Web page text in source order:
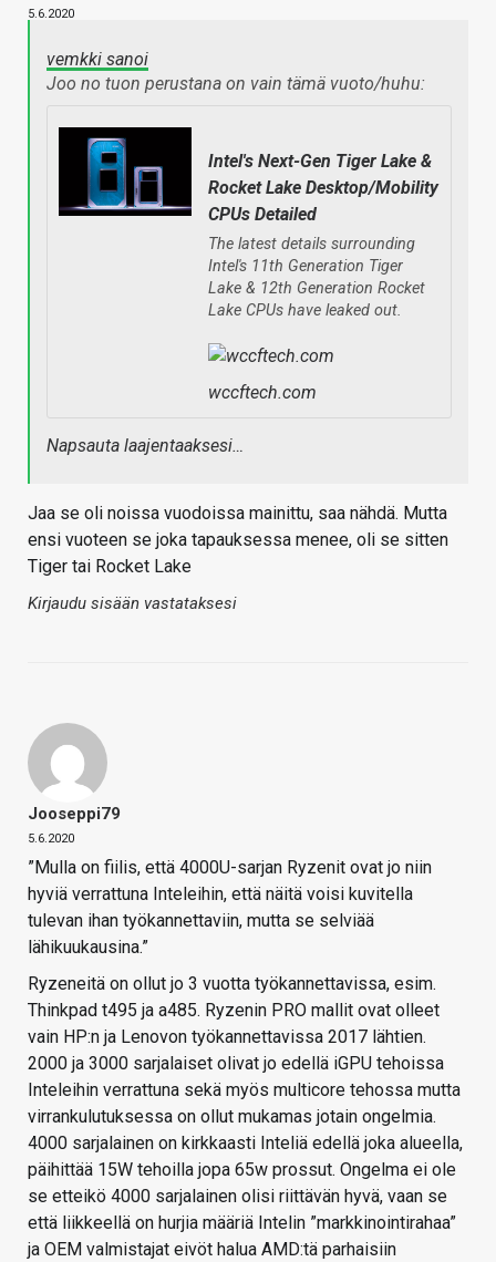
5.6.2020
vemkki sanoi
Joo no tuon perustana on vain tämä vuoto/huhu:
Intel's Next-Gen Tiger Lake &
Rocket Lake Desktop/Mobility
CPUs Detailed
The latest details surrounding
Intel's 11th Generation Tiger
Lake & 12th Generation Rocket
Lake CPUs have leaked out.
wccftech.com
Napsauta laajentaaksesi…
Jaa se oli noissa vuodoissa mainittu, saa nähdä. Mutta
ensi vuoteen se joka tapauksessa menee, oli se sitten
Tiger tai Rocket Lake
Kirjaudu sisään vastataksesi
Jooseppi79
5.6.2020
”Mulla on fiilis, että 4000U-sarjan Ryzenit ovat jo niin
hyviä verrattuna Inteleihin, että näitä voisi kuvitella
tulevan ihan työkannettaviin, mutta se selviää
lähikuukausina.”
Ryzeneitä on ollut jo 3 vuotta työkannettavissa, esim.
Thinkpad t495 ja a485. Ryzenin PRO mallit ovat olleet
vain HP:n ja Lenovon työkannettavissa 2017 lähtien.
2000 ja 3000 sarjalaiset olivat jo edellä iGPU tehoissa
Inteleihin verrattuna sekä myös multicore tehossa mutta
virrankulutuksessa on ollut mukamas jotain ongelmia.
4000 sarjalainen on kirkkaasti Inteliä edellä joka alueella,
päihittää 15W tehoilla jopa 65w prossut. Ongelma ei ole
se etteikö 4000 sarjalainen olisi riittävän hyvä, vaan se
että liikkeellä on hurjia määriä Intelin ”markkinointirahaa”
ja OEM valmistajat eivöt halua AMD:tä parhaisiin